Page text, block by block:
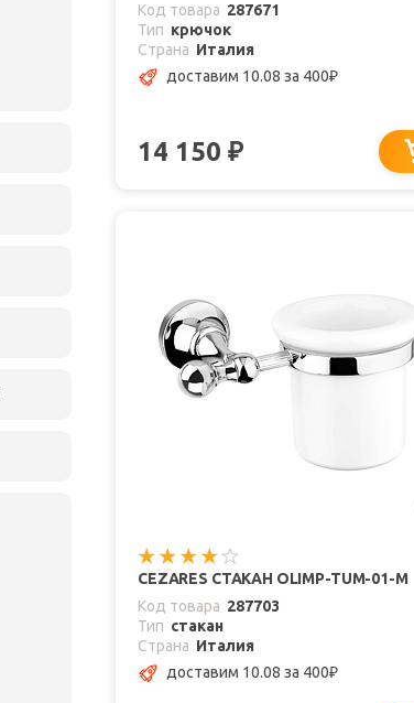
Код товара 287671
Тип крючок
Страна Италия
доставим 10.08 за 400₽
14 150 ₽
CEZARES СТАКАН OLIMP-TUM-01-M
Код товара 287703
Тип стакан
Страна Италия
доставим 10.08 за 400₽